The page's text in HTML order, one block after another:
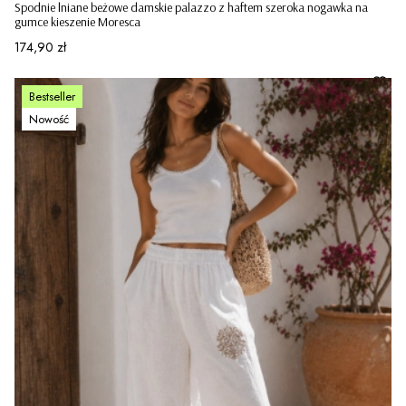
Spodnie lniane beżowe damskie palazzo z haftem szeroka nogawka na
gumce kieszenie Moresca
Cena
174,90 zł
Bestseller
Nowość